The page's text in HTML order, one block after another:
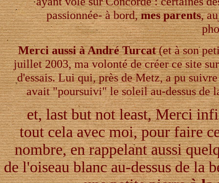
passionnée- à bord,mes parents,
Merci aussi à André Turcat(et à son
juillet 2003, ma volonté de créer ce site
d'essais. Lui qui, près de Metz, a pu
avait "poursuivi" le soleil au-dessus de
et, last but not least, Merci
tout cela avec moi, pour faire
nombre, en rappelant aussi
de l'oiseau blanc au-dessus de la